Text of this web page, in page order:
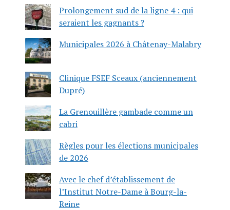
Prolongement sud de la ligne 4 : qui
seraient les gagnants ?
Municipales 2026 à Châtenay-Malabry
Clinique FSEF Sceaux (anciennement
Dupré)
La Grenouillère gambade comme un
cabri
Règles pour les élections municipales
de 2026
Avec le chef d’établissement de
l’Institut Notre-Dame à Bourg-la-
Reine